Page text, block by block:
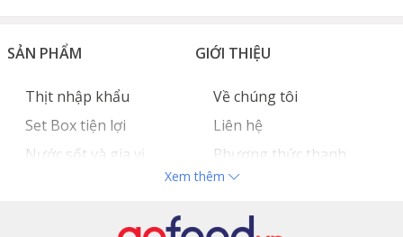
SẢN PHẨM
Thịt nhập khẩu
Set Box tiện lợi
Nước sốt và gia vị
GIỚI THIỆU
Về chúng tôi
Liên hệ
Phương thức thanh
toán
Tuyển dụng
Xem thêm